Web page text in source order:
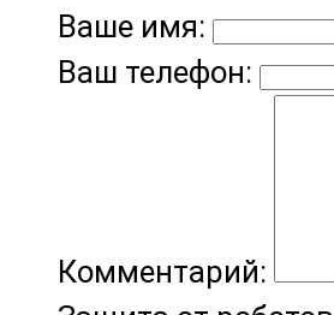
Ваше имя:
Ваш телефон:
Комментарий: